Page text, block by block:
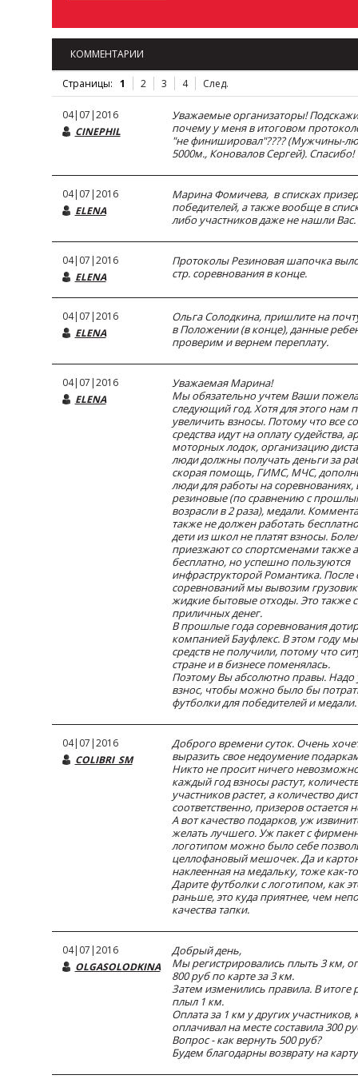
КОММЕНТАРИИ
Страницы: 1 2 3 4 След.
04|07|2016
CINEPHIL
Уважаемые организаторы!
почему у меня в итоговом
"не финишировал"???? (Мужчины-
5000м., Коновалов Сергей). Спасибо!
04|07|2016
ELENA
Марина Фомичева, в списках
победителей, а также вообще в
либо участников даже не нашли Вас.
04|07|2016
ELENA
Протоколы Резиновая шапочка
стр. соревнования в конце.
04|07|2016
ELENA
Ольга Солодкина, пришлите на
в Положении (в конце), данные
проверим и вернем переплату.
04|07|2016
ELENA
Уважаемая Марина!
Мы обязательно учтем Ваши
следующий год. Хотя для этого нам
увеличить взносы. Потому что все
средства идут на оплату судейства,
моторных лодок, организацию
люди должны получать деньги за
скорая помощь, ГИМС, МЧС,
люди для работы на
резиновые (по сравнению с
возрасли в 2 раза), медали.
также не должен работать
дети из школ не платят взносы.
приезжают со спортсменами также
бесплатно, но успешно пользуются
инфраструкторой Романтика. После
соревнований мы вывозим
жидкие бытовые отходы. Это также
приличных денег.
В прошлые года соревнования
компанией Бауфлекс. В этом году
средств не получили, потому что
стране и в бизнесе поменялась.
Поэтому Вы абсолютно правы. Надо
взнос, чтобы можно было бы
футболки для победителей и медали.
04|07|2016
COLIBRI_SM
Доброго времени суток. Очень
выразить свое недоумение
Никто не просит ничего
каждый год взносы растут,
участников растет, а количество
соответственно, призеров остается
А вот качество подарков, уж
желать лучшего. Уж пакет с
логотипом можно было себе
целлофановый мешочек. Да и
наклеенная на медальку, тоже как-
Дарите футболки с логотипом, как
раньше, это куда приятнее, чем
качества тапки.
04|07|2016
OLGASOLODKINA
Добрый день,
Мы регистрировались плыть 3 км,
800 руб по карте за 3 км.
Затем изменились правила. В итоге
плыл 1 км.
Оплата за 1 км у других участников,
оплачивал на месте составила 300
Вопрос - как вернуть 500 руб?
Будем благодарны возврату на